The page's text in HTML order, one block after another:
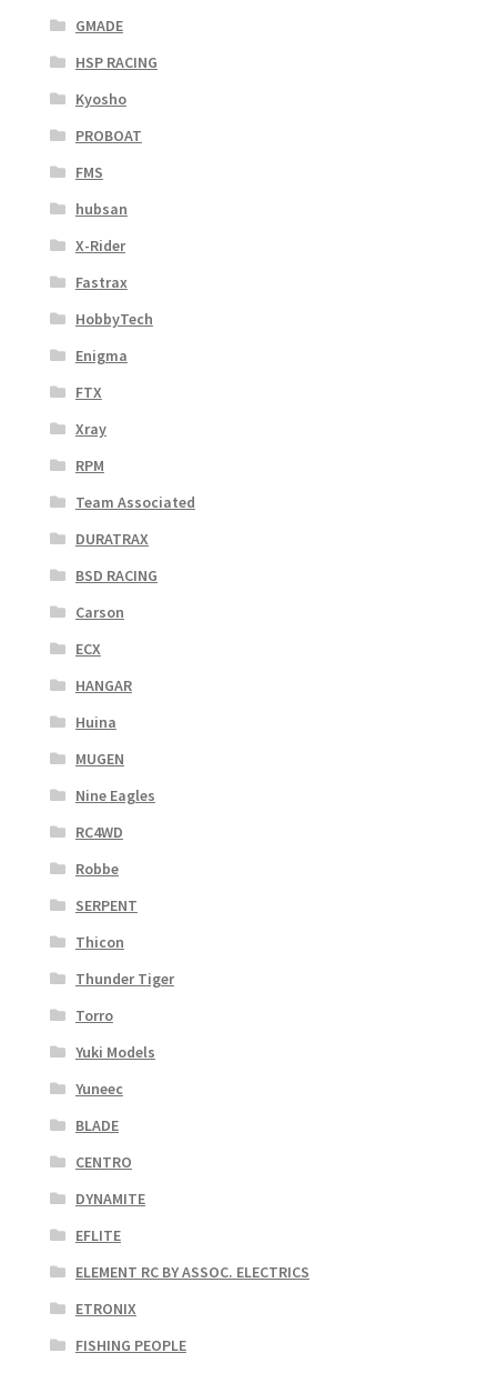
GMADE
HSP RACING
Kyosho
PROBOAT
FMS
hubsan
X-Rider
Fastrax
HobbyTech
Enigma
FTX
Xray
RPM
Team Associated
DURATRAX
BSD RACING
Carson
ECX
HANGAR
Huina
MUGEN
Nine Eagles
RC4WD
Robbe
SERPENT
Thicon
Thunder Tiger
Torro
Yuki Models
Yuneec
BLADE
CENTRO
DYNAMITE
EFLITE
ELEMENT RC BY ASSOC. ELECTRICS
ETRONIX
FISHING PEOPLE